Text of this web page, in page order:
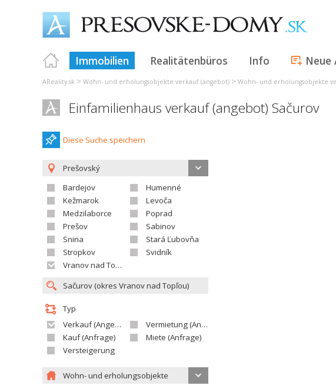
Immobilien Realitätenbüros Info Neue
AReality.sk > Wohn- und erholungsobjekte verkauf (angebot) > Wohn- und erholungsobjekte
Einfamilienhaus verkauf (angebot) Sačurov
Diese Suche speichern
Prešovský
Bardejov
Humenné
Kežmarok
Levoča
Medzilaborce
Poprad
Prešov
Sabinov
Snina
Stará Ľubovňa
Stropkov
Svidník
Vranov nad Topľou
Typ
Verkauf (Angebot)
Vermietung (Angebot)
Kauf (Anfrage)
Miete (Anfrage)
Versteigerung
Wohn- und erholungsobjekte